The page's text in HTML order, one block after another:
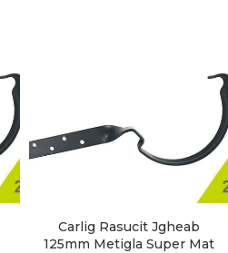
Carlig Rasucit Jgheab
125mm Metigla Super Mat